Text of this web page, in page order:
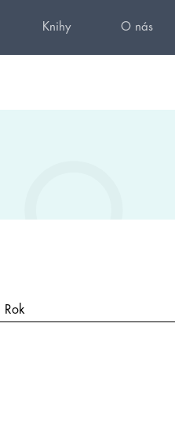
Knihy O nás
Rok